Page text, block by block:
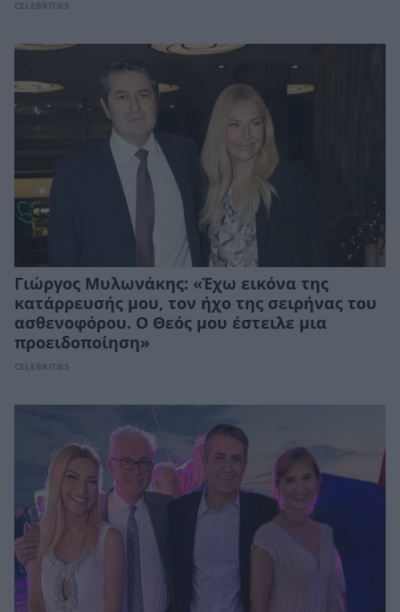
CELEBRITIES
Γιώργος Μυλωνάκης: «Έχω εικόνα της
κατάρρευσής μου, τον ήχο της σειρήνας του
ασθενοφόρου. Ο Θεός μου έστειλε μια
προειδοποίηση»
CELEBRITIES